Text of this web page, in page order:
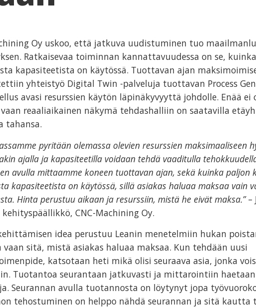
Oy uskoo, että jatkuva uudistuminen tuo
Ratkaisevaa toiminnan kannattavuudessa on se,
kapasiteetista on käytössä. Tuottavan ajan
yhteistyö Digital Twin -palveluja tuottavan Process
avasi resurssien käytön läpinäkyvyyttä johdolle. Enää ei
vaan reaaliaikainen näkymä tehdashalliin on saatavilla
tahansa.
pyritään olemassa olevien resurssien maksimaaliseen
ajalla ja kapasiteetilla voidaan tehdä vaaditulla
avulla mittaamme koneen tuottavan ajan, sekä kuinka paljon
kapasiteetista on käytössä, sillä asiakas haluaa maksaa vain
Hinta perustuu aikaan ja resurssiin, mistä he eivät maksa.”–
CNC-Machining Oy.
idea perustuu Leanin menetelmiin hukan
vaan sitä, mistä asiakas haluaa maksaa. Kun tehdään uusi
katsotaan heti mikä olisi seuraava asia, jonka
Tuotantoa seurantaan jatkuvasti ja mittarointiin
Seurannan avulla tuotannosta on löytynyt jopa
tehostuminen on helppo nähdä seurannan ja sitä kautta